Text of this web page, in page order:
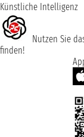
Künstliche Intelligenz
Nutzen Sie
finden!